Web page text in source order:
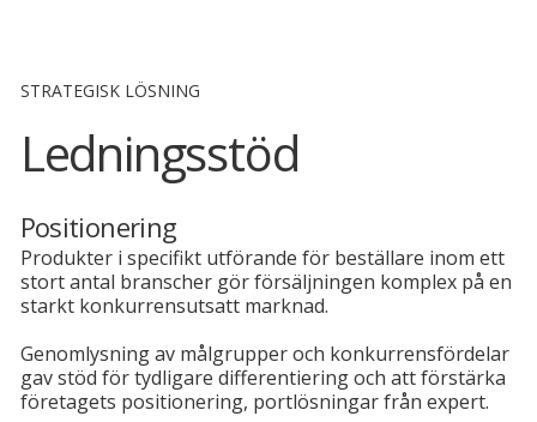
STRATEGISK LÖSNING
Ledningsstöd
Positionering
Produkter i specifikt utförande för beställare inom ett
stort antal branscher gör försäljningen komplex på en
starkt konkurrensutsatt marknad.
Genomlysning av målgrupper och konkurrensfördelar
gav stöd för tydligare differentiering och att förstärka
företagets positionering, portlösningar från expert.